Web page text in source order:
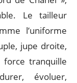
Le tailleur
l’uniforme
jupe droite,
tranquille
évoluer,